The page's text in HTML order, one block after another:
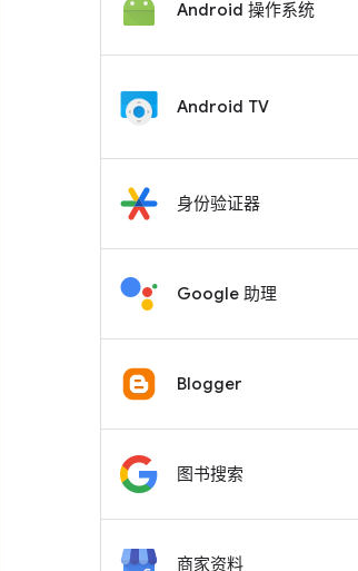
Android 操作系统
Android TV
身份验证器
Google 助理
Blogger
图书搜索
商家资料